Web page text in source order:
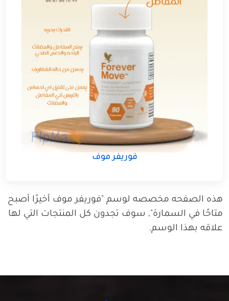
فوريفر موف
هذه الصفحه مخصصه لوسم "فوريفر موف أخيرًا أصبح
متاحًا في السمارة", سوف تجدون كل المنتجات التي لها
علاقه بهذا الوسم.